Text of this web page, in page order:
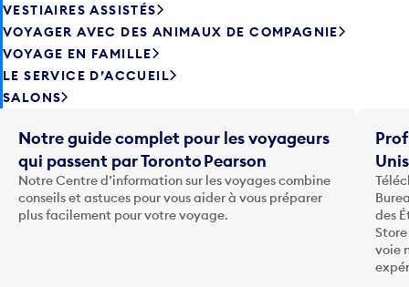
VESTIAIRES ASSISTÉS
VOYAGER AVEC DES ANIMAUX DE COMPAGNIE
VOYAGE EN FAMILLE
LE SERVICE D’ACCUEIL
SALONS
Notre guide complet pour les voyageurs
qui passent par Toronto Pearson
Notre Centre d’information sur les voyages combine
conseils et astuces pour vous aider à vous préparer
plus facilement pour votre voyage.
des
voie